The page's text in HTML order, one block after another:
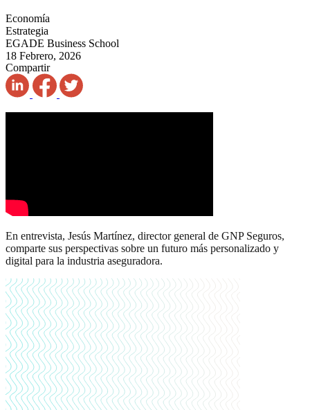
Economía
Estrategia
EGADE Business School
18 Febrero, 2026
Compartir
En entrevista, Jesús Martínez, director general de GNP Seguros,
comparte sus perspectivas sobre un futuro más personalizado y
digital para la industria aseguradora.